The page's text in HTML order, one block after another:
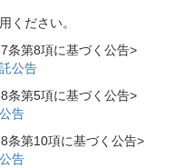
ください。
条第8項に基づく公告>
公告
条第5項に基づく公告>
告
条第10項に基づく公告>
告